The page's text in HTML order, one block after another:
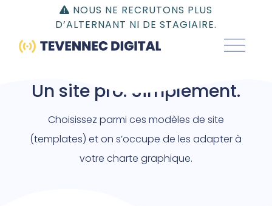
NOUS NE RECRUTONS PLUS
D’ALTERNANT NI DE STAGIAIRE.
Un site pro. Simplement.
Choisissez parmi ces modèles de site
(templates) et on s’occupe de les adapter à
votre charte graphique.
Gestion du consentement | TEVENNEC DIGITAL